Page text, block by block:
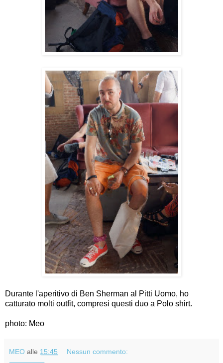
Durante l'aperitivo di Ben Sherman al Pitti Uomo, ho
catturato molti outfit, compresi questi duo a Polo shirt.
photo: Meo
MEO alle 15:45 Nessun commento: